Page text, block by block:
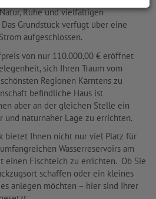
Ruhe und vielfältigen
Grundstück verfügt über eine
aufgeschlossen.
von nur 110.000,00 € eröffnet
sich Ihren Traum vom
Regionen Kärntens zu
befindliche Haus ist
aber an der gleichen Stelle ein
und naturnaher Lage zu errichten.
bietet Ihnen nicht nur viel Platz für
Wasserreservoirs am
einen Fischteich zu errichten. Ob Sie
schaffen oder ein kleines
anlegen möchten – hier sind Ihrer